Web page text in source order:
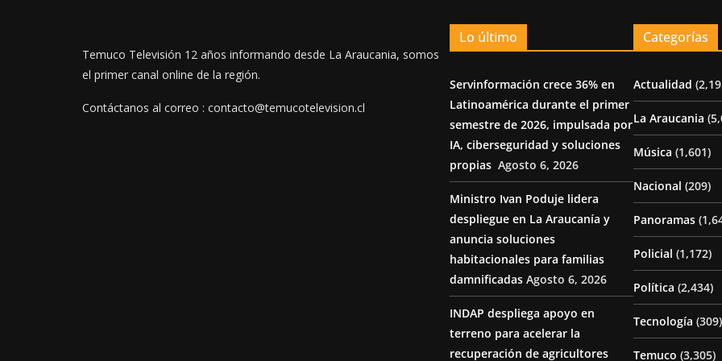
Temuco Televisión 12 años informando desde La Araucania, somos
el primer canal online de la región.
Contáctanos al correo : contacto@temucotelevision.cl
Lo último
Servinformación crece 36% en
Latinoamérica durante el primer
semestre de 2026, impulsada por
IA, ciberseguridad y soluciones
propias Agosto 6, 2026
Ministro Ivan Poduje lidera
despliegue en La Araucanía y
anuncia soluciones
habitacionales para familias
damnificadas Agosto 6, 2026
INDAP despliega apoyo en
terreno para acelerar la
recuperación de agricultores
Categorías
Actualidad
La Araucania
Música (1,601)
Nacional (209)
Panoramas
Policial (1,172)
Política (2,434)
Tecnología (309)
Temuco (3,305)